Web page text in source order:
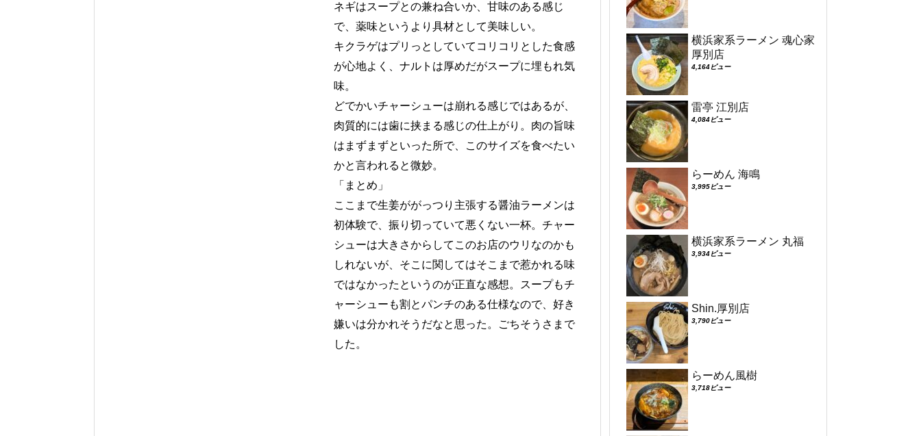
ネギはスープとの兼ね合いか、甘味のある感じ
で、薬味というより具材として美味しい。
キクラゲはプリっとしていてコリコリとした食感
が心地よく、ナルトは厚めだがスープに埋もれ気
味。
どでかいチャーシューは崩れる感じではあるが、
肉質的には歯に挟まる感じの仕上がり。肉の旨味
はまずまずといった所で、このサイズを食べたい
かと言われると微妙。
「まとめ」
ここまで生姜ががっつり主張する醤油ラーメンは
初体験で、振り切っていて悪くない一杯。チャー
シューは大きさからしてこのお店のウリなのかも
しれないが、そこに関してはそこまで惹かれる味
ではなかったというのが正直な感想。スープもチ
ャーシューも割とパンチのある仕様なので、好き
嫌いは分かれそうだなと思った。ごちそうさまで
した。
横浜家系ラーメン 魂心家
厚別店
4,164ビュー
雷亭 江別店
4,084ビュー
らーめん 海鳴
3,995ビュー
横浜家系ラーメン 丸福
3,934ビュー
Shin.厚別店
3,790ビュー
らーめん風樹
3,718ビュー